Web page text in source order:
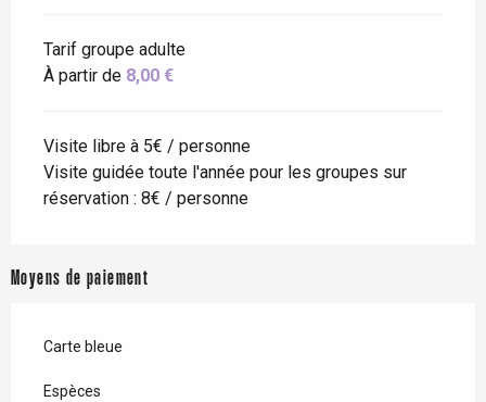
Tarif groupe adulte
À partir de 8,00 €
Visite libre à 5€ / personne
Visite guidée toute l'année pour les groupes sur
réservation : 8€ / personne
Moyens de paiement
Carte bleue
Espèces